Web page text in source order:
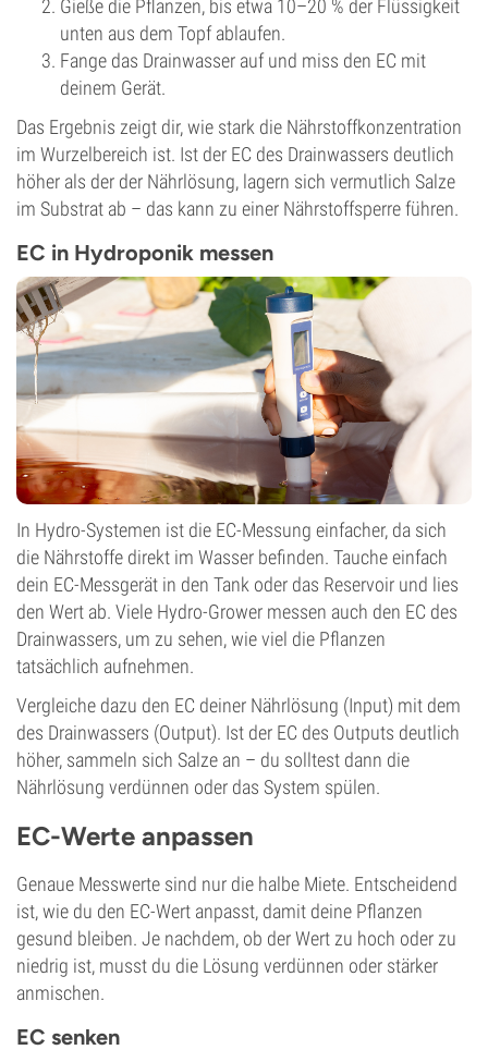
Gieße die Pflanzen, bis etwa 10–20 % der Flüssigkeit
unten aus dem Topf ablaufen.
Fange das Drainwasser auf und miss den EC mit
deinem Gerät.
Das Ergebnis zeigt dir, wie stark die Nährstoffkonzentration
im Wurzelbereich ist. Ist der EC des Drainwassers deutlich
höher als der der Nährlösung, lagern sich vermutlich Salze
im Substrat ab – das kann zu einer Nährstoffsperre führen.
EC in Hydroponik messen
In Hydro-Systemen ist die EC-Messung einfacher, da sich
die Nährstoffe direkt im Wasser befinden. Tauche einfach
dein EC-Messgerät in den Tank oder das Reservoir und lies
den Wert ab. Viele Hydro-Grower messen auch den EC des
Drainwassers, um zu sehen, wie viel die Pflanzen
tatsächlich aufnehmen.
Vergleiche dazu den EC deiner Nährlösung (Input) mit dem
des Drainwassers (Output). Ist der EC des Outputs deutlich
höher, sammeln sich Salze an – du solltest dann die
Nährlösung verdünnen oder das System spülen.
EC-Werte anpassen
Genaue Messwerte sind nur die halbe Miete. Entscheidend
ist, wie du den EC-Wert anpasst, damit deine Pflanzen
gesund bleiben. Je nachdem, ob der Wert zu hoch oder zu
niedrig ist, musst du die Lösung verdünnen oder stärker
anmischen.
EC senken